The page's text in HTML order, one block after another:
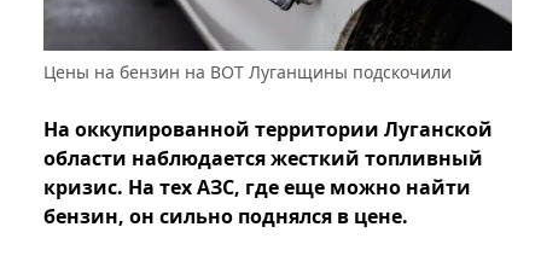
Цены на бензин на ВОТ Луганщины подскочили
На оккупированной территории Луганской
области наблюдается жесткий топливный
кризис. На тех АЗС, где еще можно найти
бензин, он сильно поднялся в цене.